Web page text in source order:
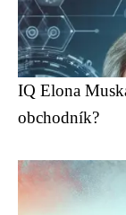
IQ Elona
obchodník?